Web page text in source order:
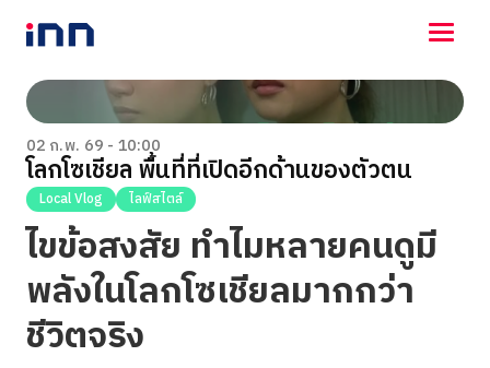
NEWS
ENTERTAINMENT
LIFESTYLE
HOROSCOPE
LOTTERY
VIDEO
ร่วมด้วยช่วยกัน
02 ก.พ. 69 - 10:00
โลกโซเชียล พื้นที่ที่เปิดอีกด้านของตัวตน
Local Vlog ไลฟ์สไตล์
ไขข้อสงสัย ทำไมหลายคนดูมี
พลังในโลกโซเชียลมากกว่า
ชีวิตจริง